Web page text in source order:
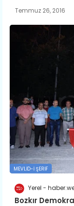
Temmuz 26, 2016
MEVLID-I ŞERIF
Yerel -
Bozkır